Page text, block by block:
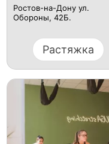
Ростов-на-Дону ул.
Обороны, 42Б.
Растяжка